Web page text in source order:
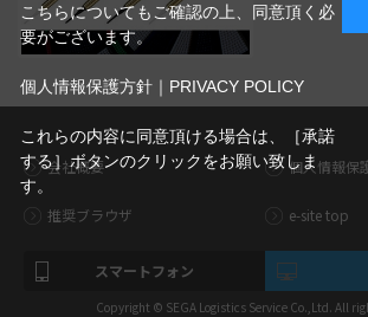
会社概要 個人情報保
推奨ブラウザ e-site top
スマートフォン
Copyright © SEGA Logistics Service Co.,Ltd. All
こちらについてもご確認の上、同意頂く必
要がございます。
個人情報保護方針｜PRIVACY POLICY
これらの内容に同意頂ける場合は、［承諾
する］ボタンのクリックをお願い致しま
す。